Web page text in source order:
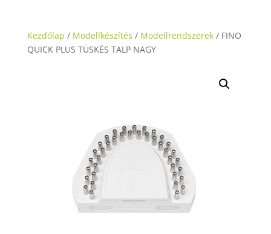
Kezdőlap / Modellkészítés / Modellrendszerek/ FINO
QUICK PLUS TÜSKÉS TALP NAGY